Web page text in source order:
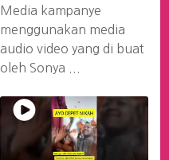
Media kampanye
menggunakan media
audio video yang di buat
oleh Sonya ...